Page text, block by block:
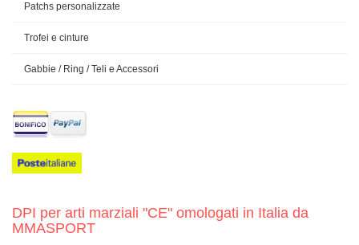
Patchs personalizzate
Trofei e cinture
Gabbie / Ring / Teli e Accessori
DPI per arti marziali "CE" omologati in Italia da
MMASPORT